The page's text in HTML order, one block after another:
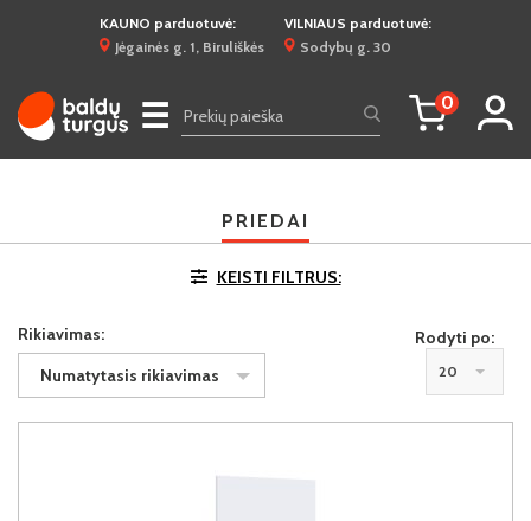
KAUNO parduotuvė:
Jėgainės g. 1, Biruliškės
VILNIAUS parduotuvė:
Sodybų g. 30
☰ 0
PRIEDAI
KEISTI FILTRUS:
Rikiavimas:
Numatytasis rikiavimas
Rodyti po:
20